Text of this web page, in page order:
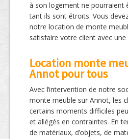
à son logement ne pourraient
tant ils sont étroits. Vous
notre location de monte
satisfaire votre client avec une
Location monte
Annot pour tous
Avec l’intervention de notre
monte meuble sur Annot, les
certains moments difficiles
et allégés en contraintes. En
de matériaux, d’objets, de